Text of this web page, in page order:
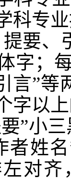
科专
要、
字；
言”等
字以
”小
者姓
对